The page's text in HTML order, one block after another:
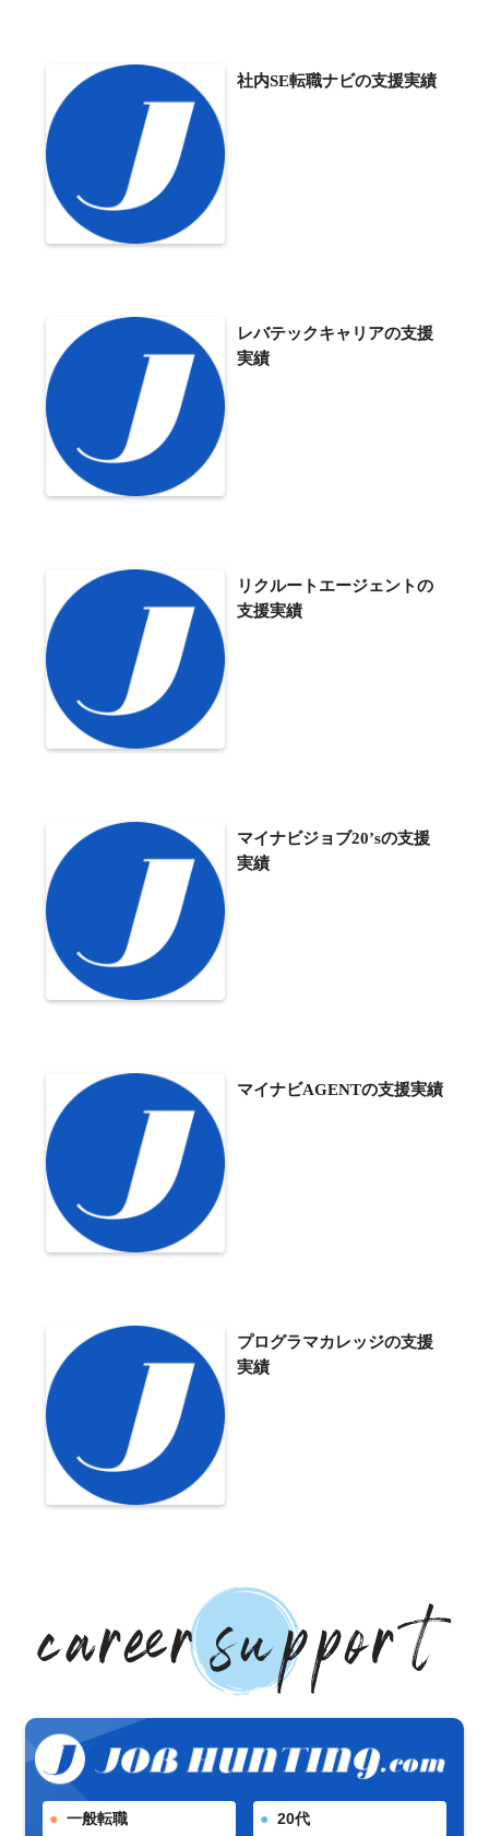
社内SE転職ナビの支援実績
レバテックキャリアの支援
実績
リクルートエージェントの
支援実績
マイナビジョブ20’sの支援
実績
マイナビAGENTの支援実績
プログラマカレッジの支援
実績
一般転職 20代